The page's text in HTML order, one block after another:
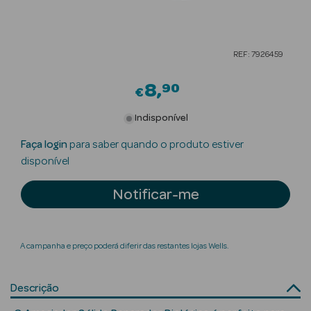
Beauty Season
Maquilhagem
Beauty Season
Beauty Season
Beauty Season
REF: 7926459
€8 90
Indisponível
Faça login para saber quando o produto estiver
disponível
Notificar-me
A campanha e preço poderá diferir das restantes lojas Wells.
Descrição